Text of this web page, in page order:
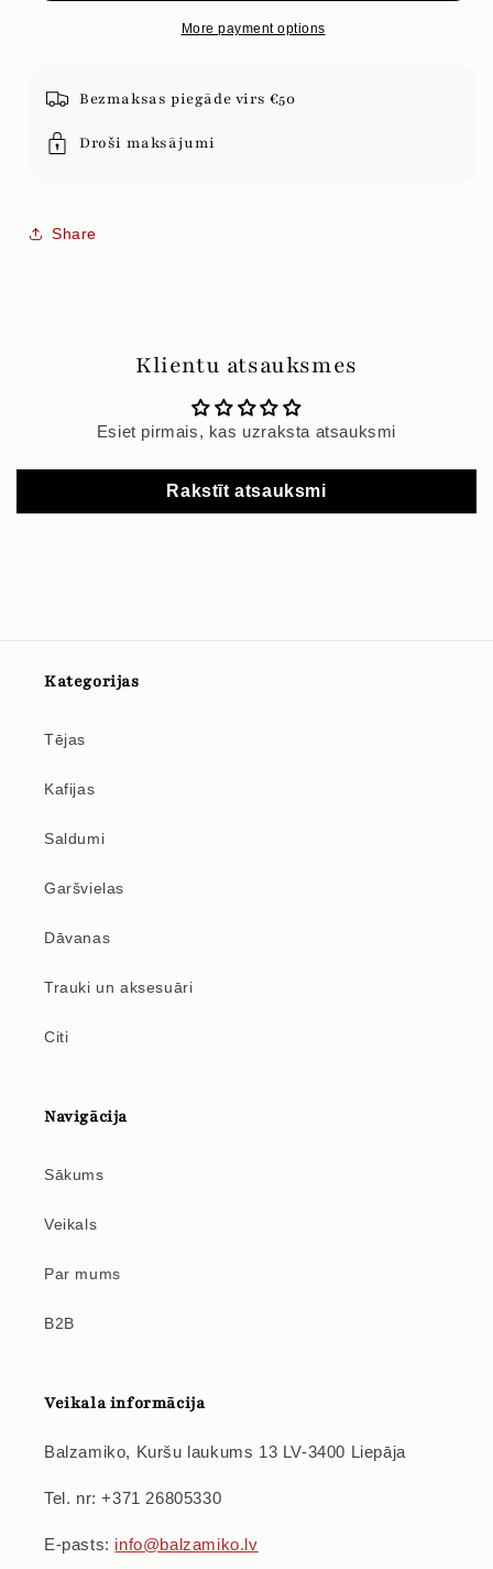
More payment options
Bezmaksas piegāde virs €50
Droši maksājumi
Share
Klientu atsauksmes
Esiet pirmais, kas uzraksta atsauksmi
Rakstīt atsauksmi
Kategorijas
Tējas
Kafijas
Saldumi
Garšvielas
Dāvanas
Trauki un aksesuāri
Citi
Navigācija
Sākums
Veikals
Par mums
B2B
Veikala informācija
Balzamiko, Kuršu laukums 13 LV-3400 Liepāja
Tel. nr: +371 26805330
E-pasts: info@balzamiko.lv